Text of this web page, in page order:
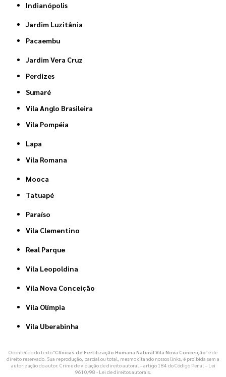
Indianópolis
Jardim Luzitânia
Pacaembu
Jardim Vera Cruz
Perdizes
Sumaré
Vila Anglo Brasileira
Vila Pompéia
Lapa
Vila Romana
Mooca
Tatuapé
Paraíso
Vila Clementino
Real Parque
Vila Leopoldina
Vila Nova Conceição
Vila Olímpia
Vila Uberabinha
O conteúdo do texto "Clínicas de Fertilização Humana Natural Vila Nova Conceição" é de
direito reservado. Sua reprodução, parcial ou total, mesmo citando nossos links, é proibida sem a
autorização do autor. Crime de violação de direito autoral – artigo 184 do Código Penal – Lei
9610/98 - Lei de direitos autorais.